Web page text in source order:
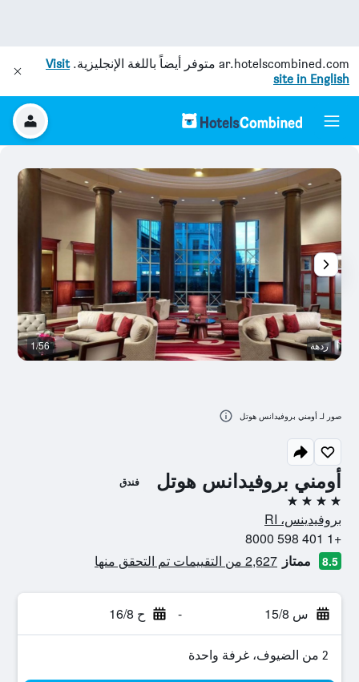
ar.hotelscombined.com متوفر أيضاً باللغة الإنجليزية.Visit
site in English
أومني بروفيدانس هوتل فندق
4 نجوم
بروفيدينس، RI
+1 401 598 8000
8.5 ممتاز 2,627 من التقييمات تم التحقق منها
س 15/8 - ح 16/8
2 من الضيوف، غرفة واحدة
ردهة 1/56
صور لـ أومني بروفيدانس هوتل